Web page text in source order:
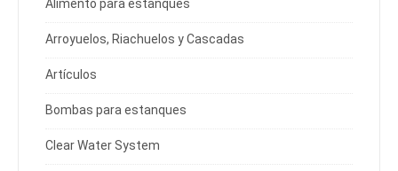
Alimento para estanques
Arroyuelos, Riachuelos y Cascadas
Artículos
Bombas para estanques
Clear Water System